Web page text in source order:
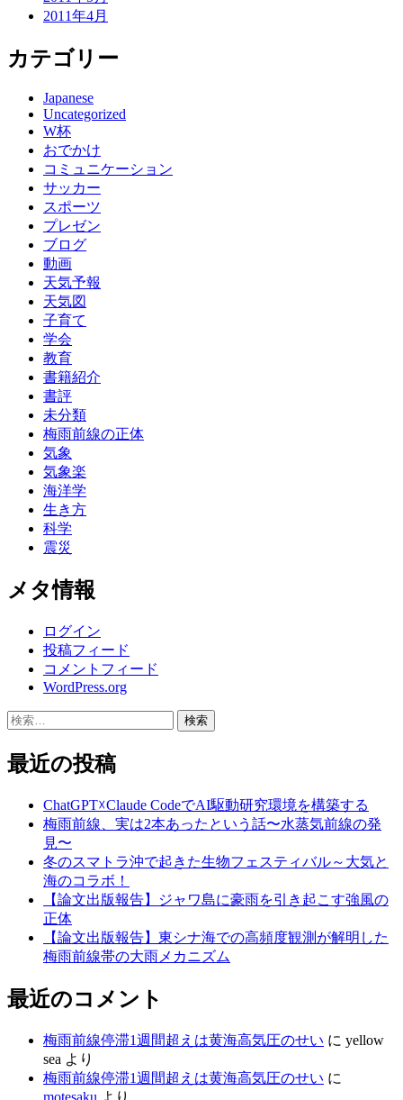
2011年4月
カテゴリー
Japanese
Uncategorized
W杯
おでかけ
コミュニケーション
サッカー
スポーツ
プレゼン
ブログ
動画
天気予報
天気図
子育て
学会
教育
書籍紹介
書評
未分類
梅雨前線の正体
気象
気象楽
海洋学
生き方
科学
震災
メタ情報
ログイン
投稿フィード
コメントフィード
WordPress.org
検
最近の投稿
ChatGPT☓Claude CodeでAI駆動研究環境を構築する
梅雨前線、実は2本あったという話〜水蒸気前線の発
見〜
冬のスマトラ沖で起きた生物フェスティバル～大気と
海のコラボ！
【論文出版報告】ジャワ島に豪雨を引き起こす強風の
正体
【論文出版報告】東シナ海での高頻度観測が解明した
梅雨前線帯の大雨メカニズム
最近のコメント
梅雨前線停滞1週間超えは黄海高気圧のせい に yellow
sea より
梅雨前線停滞1週間超えは黄海高気圧のせい に
motesaku より